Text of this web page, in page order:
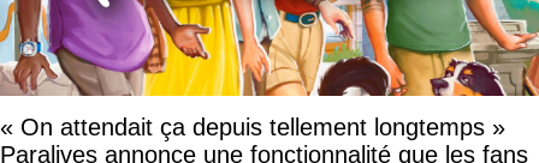
« On attendait ça depuis tellement longtemps »
Paralives annonce une fonctionnalité que les fans